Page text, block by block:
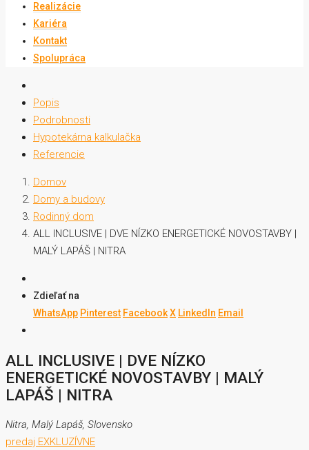
Realizácie
Kariéra
Kontakt
Spolupráca
Popis
Podrobnosti
Hypotekárna kalkulačka
Referencie
Domov
Domy a budovy
Rodinný dom
ALL INCLUSIVE | DVE NÍZKO ENERGETICKÉ NOVOSTAVBY |
MALÝ LAPÁŠ | NITRA
Zdieľať na
WhatsApp Pinterest FacebookX LinkedIn Email
ALL INCLUSIVE | DVE NÍZKO
ENERGETICKÉ NOVOSTAVBY | MALÝ
LAPÁŠ | NITRA
Nitra, Malý Lapáš, Slovensko
predaj EXKLUZÍVNE